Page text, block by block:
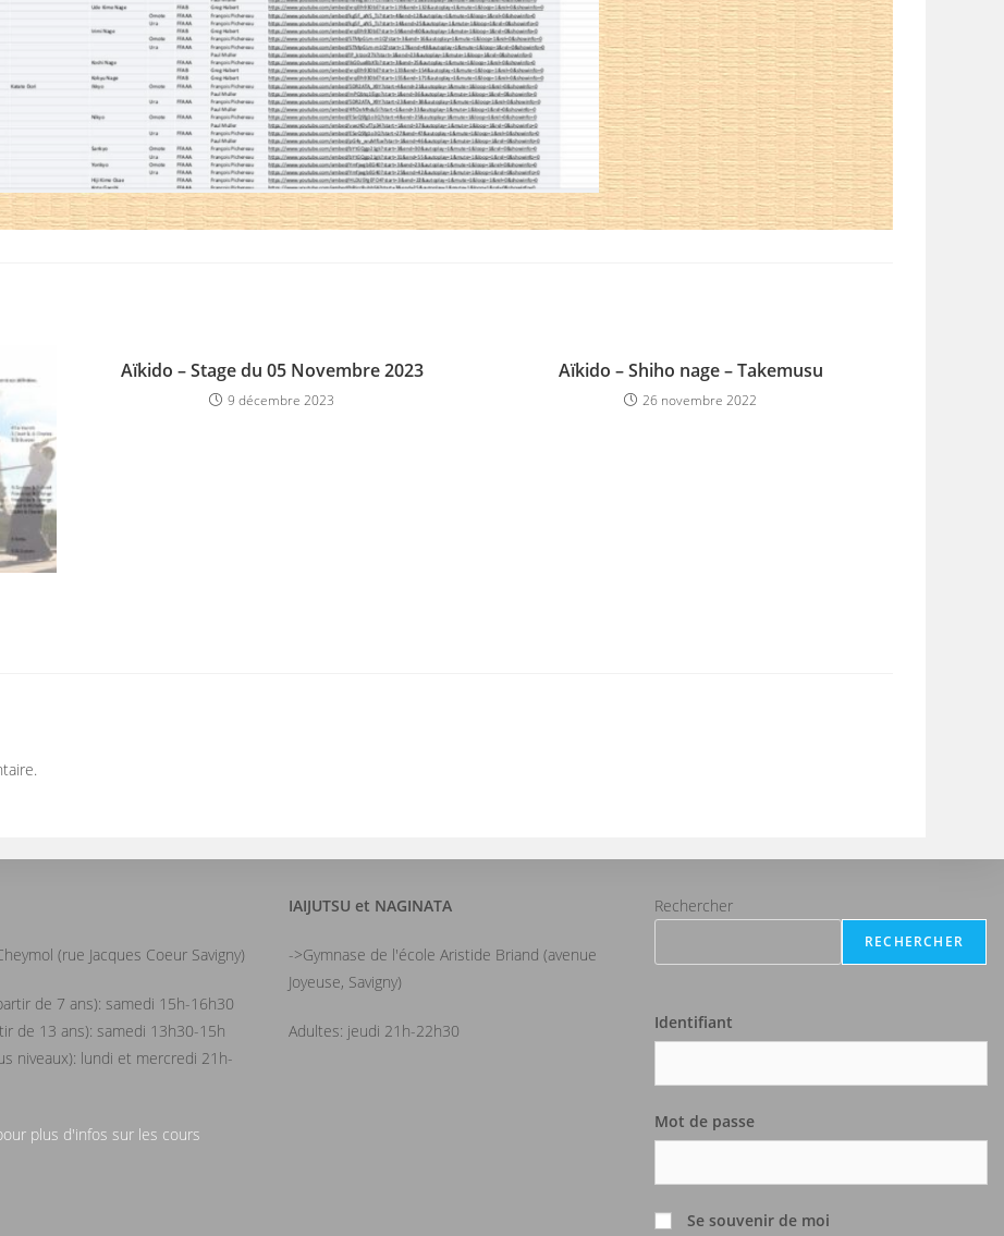
Aïkido – Stage du 05 Novembre 2023
9 décembre 2023
Aïkido – Shiho nage – Takemusu
26 novembre 2022
(rue Jacques Coeur Savigny)
de 7 ans): samedi 15h-16h30
de 13 ans): samedi 13h30-15h
niveaux): lundi et mercredi 21h-
plus d'infos sur les cours
IAIJUTSU et NAGINATA
->Gymnase de l'école Aristide Briand (avenue
Joyeuse, Savigny)
Adultes: jeudi 21h-22h30
Rechercher
RECHERCHER
Identifiant
Mot de passe
Se souvenir de moi